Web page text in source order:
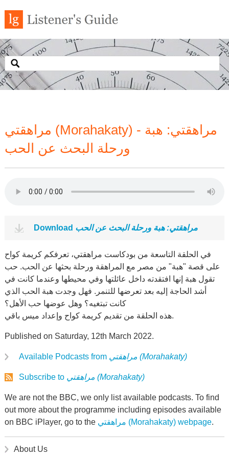
مراهقتي (Morahakaty) - مراهقتي: هبة
ورحلة البحث عن الحب
Download مراهقتي: هبة ورحلة البحث عن الحب
في الحلقة التاسعة من بودكاست مراهقتي، تعرفكم كريمة كواح
على قصة "هبة" من مصر مع المراهقة ورحلة بحثها عن الحب. حب
تقول هبة إنها افتقدته داخل عائلتها وفي محيطها وعندما كانت في
أشد الحاجة إليه بعد تعرضها للتنمر. فهل وجدت هبة الحب الذي
كانت تبتغيه؟ وهل عوضها حب الأهل؟
هذه الحلقة من تقديم كريمة كواح وإعداد ميس باقي.
Published on Saturday, 12th March 2022.
Available Podcasts from مراهقتي (Morahakaty)
Subscribe to مراهقتي (Morahakaty)
We are not the BBC, we only list available podcasts. To find
out more about the programme including episodes available
on BBC iPlayer, go to the
مراهقتي (Morahakaty) webpage.
About Us